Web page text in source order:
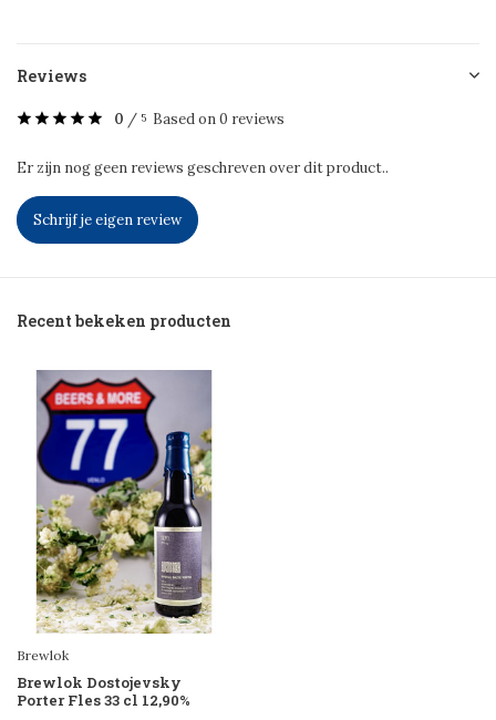
Reviews
0 / 5 Based on 0 reviews
Er zijn nog geen reviews geschreven over dit product..
Schrijf je eigen review
Recent bekeken producten
Brewlok
Brewlok Dostojevsky
Porter Fles 33 cl 12,90%